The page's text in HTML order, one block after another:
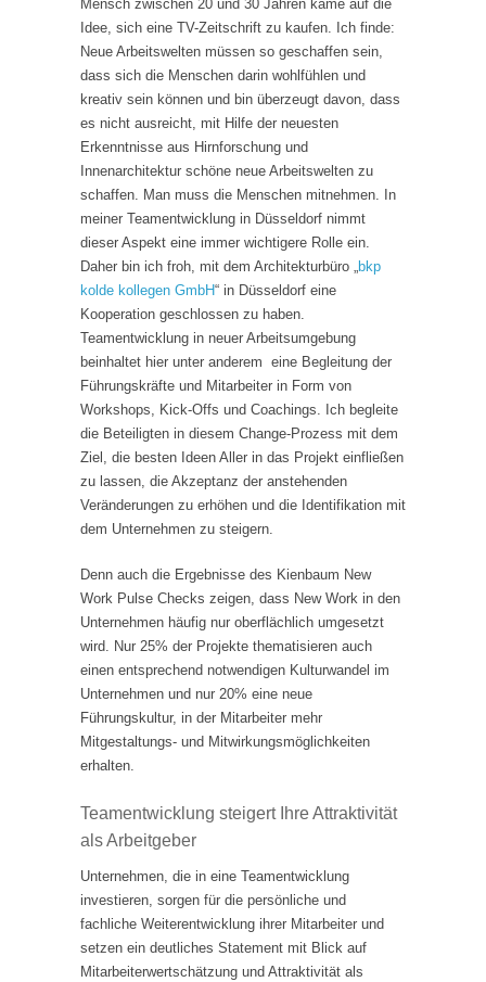
Mensch zwischen 20 und 30 Jahren käme auf die
Idee, sich eine TV-Zeitschrift zu kaufen. Ich finde:
Neue Arbeitswelten müssen so geschaffen sein,
dass sich die Menschen darin wohlfühlen und
kreativ sein können und bin überzeugt davon, dass
es nicht ausreicht, mit Hilfe der neuesten
Erkenntnisse aus Hirnforschung und
Innenarchitektur schöne neue Arbeitswelten zu
schaffen. Man muss die Menschen mitnehmen. In
meiner Teamentwicklung in Düsseldorf nimmt
dieser Aspekt eine immer wichtigere Rolle ein.
Daher bin ich froh, mit dem Architekturbüro „bkp
kolde kollegen GmbH“ in Düsseldorf eine
Kooperation geschlossen zu haben.
Teamentwicklung in neuer Arbeitsumgebung
beinhaltet hier unter anderem eine Begleitung der
Führungskräfte und Mitarbeiter in Form von
Workshops, Kick-Offs und Coachings. Ich begleite
die Beteiligten in diesem Change-Prozess mit dem
Ziel, die besten Ideen Aller in das Projekt einfließen
zu lassen, die Akzeptanz der anstehenden
Veränderungen zu erhöhen und die Identifikation mit
dem Unternehmen zu steigern.
Denn auch die Ergebnisse des Kienbaum New
Work Pulse Checks zeigen, dass New Work in den
Unternehmen häufig nur oberflächlich umgesetzt
wird. Nur 25% der Projekte thematisieren auch
einen entsprechend notwendigen Kulturwandel im
Unternehmen und nur 20% eine neue
Führungskultur, in der Mitarbeiter mehr
Mitgestaltungs- und Mitwirkungsmöglichkeiten
erhalten.
Teamentwicklung steigert Ihre Attraktivität
als Arbeitgeber
Unternehmen, die in eine Teamentwicklung
investieren, sorgen für die persönliche und
fachliche Weiterentwicklung ihrer Mitarbeiter und
setzen ein deutliches Statement mit Blick auf
Mitarbeiterwertschätzung und Attraktivität als